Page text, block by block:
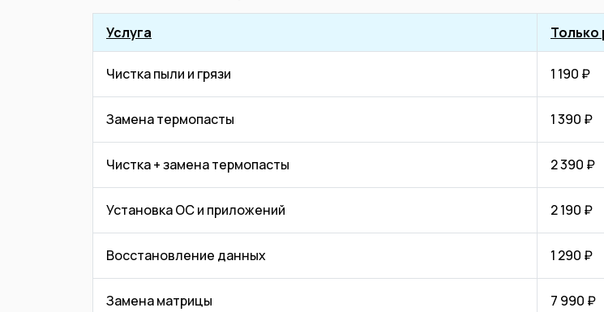
Услуга Только
Чистка пыли и грязи 1 190 ₽
Замена термопасты 1 390 ₽
Чистка + замена термопасты 2 390 ₽
Установка ОС и приложений 2 190 ₽
Восстановление данных 1 290 ₽
Замена матрицы 7 990 ₽